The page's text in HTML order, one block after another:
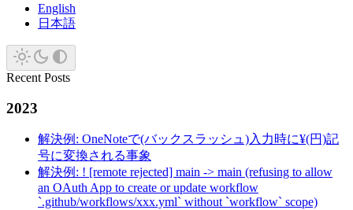
English
日本語
Recent Posts
2023
解決例: OneNoteで(バックスラッシュ)入力時に¥(円)記
号に変換される事象
解決例: ! [remote rejected] main -> main (refusing to allow
an OAuth App to create or update workflow
`.github/workflows/xxx.yml` without `workflow` scope)